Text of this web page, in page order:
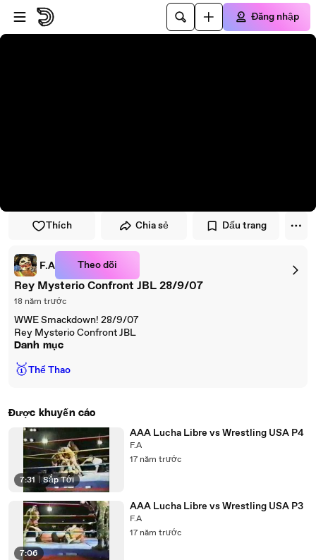
Đi đến trình phát
Đi đến nội dung chính
Đăng nhập
Thích Chia sẻ Dấu trang
F.A Theo dõi
Rey Mysterio Confront JBL 28/9/07
18 năm trước
WWE Smackdown! 28/9/07
Rey Mysterio Confront JBL
Danh mục
🥇Thể Thao
Được khuyến cáo
7:31 Sắp Tới
AAA Lucha Libre vs Wrestling USA P4
F.A
17 năm trước
7:06
AAA Lucha Libre vs Wrestling USA P3
F.A
17 năm trước